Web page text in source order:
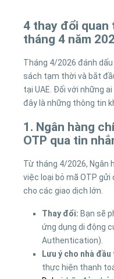
4 thay đổi quan
tháng 4 năm
Tháng 4/2026 đánh
sách tạm thời và bắt
tại UAE. Đối với những
đây là những thông tin
1. Ngân hàng
OTP qua tin
Từ tháng 4/2026, Ngân
việc loại bỏ mã OTP gửi
cho các giao dịch lớn.
Thay đổi: Bạn sẽ
ứng dụng di động
Authentication).
Lưu ý cho nhà đầu
thực hiện thanh